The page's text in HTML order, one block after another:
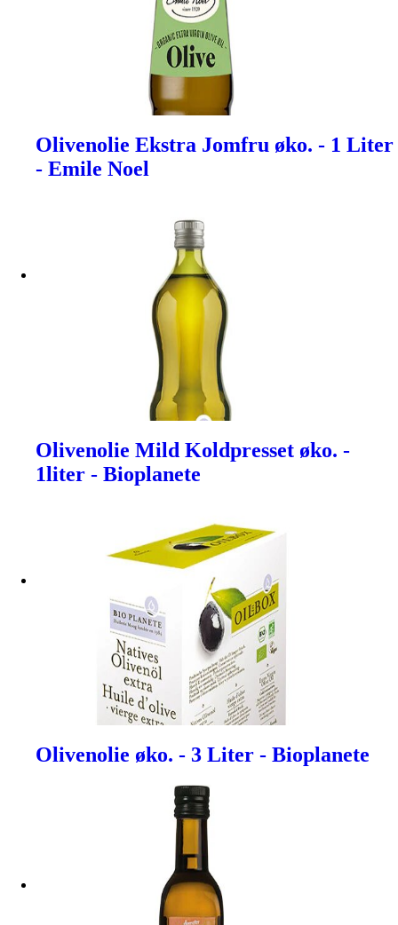
Olivenolie Ekstra Jomfru øko. - 1 Liter
- Emile Noel
Olivenolie Mild Koldpresset øko. -
1liter - Bioplanete
Olivenolie øko. - 3 Liter - Bioplanete